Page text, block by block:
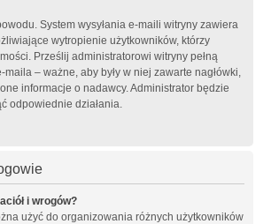
System wysyłania e-maili witryny zawiera
wytropienie użytkowników, którzy
Prześlij administratorowi witryny pełną
maila – ważne, aby były w niej zawarte nagłówki,
informacje o nadawcy. Administrator będzie
odpowiednie działania.
i wrogów?
użyć do organizowania różnych użytkowników